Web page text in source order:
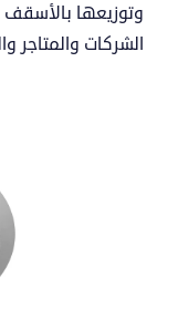
وتوزيعها بالأسقف
الشركات والمتاجر